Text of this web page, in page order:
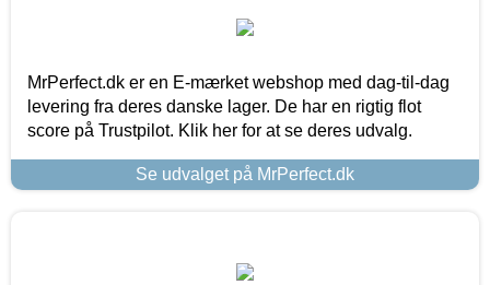
MrPerfect.dk er en E-mærket webshop med dag-til-dag
levering fra deres danske lager. De har en rigtig flot
score på Trustpilot. Klik her for at se deres udvalg.
Se udvalget på MrPerfect.dk